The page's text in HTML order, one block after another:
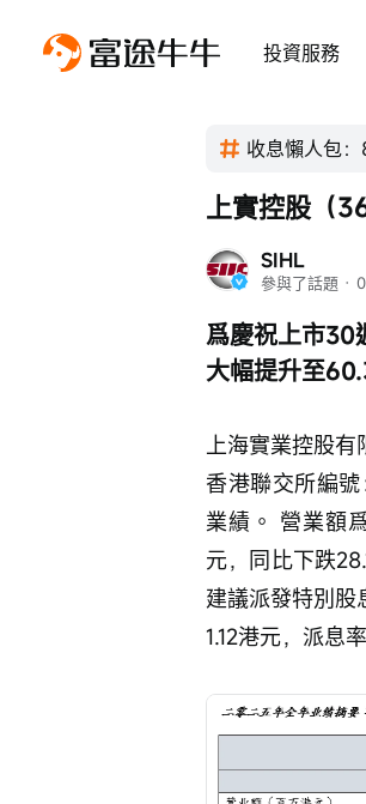
投資服務
收息懶人包
SIHL
參與了話題 ·
上實控股（
爲慶祝上市30
大幅提升至
上海實業控股有
香港聯交所編
業績。 營業額
元，同比下跌
建議派發特別
1.12港元，派息